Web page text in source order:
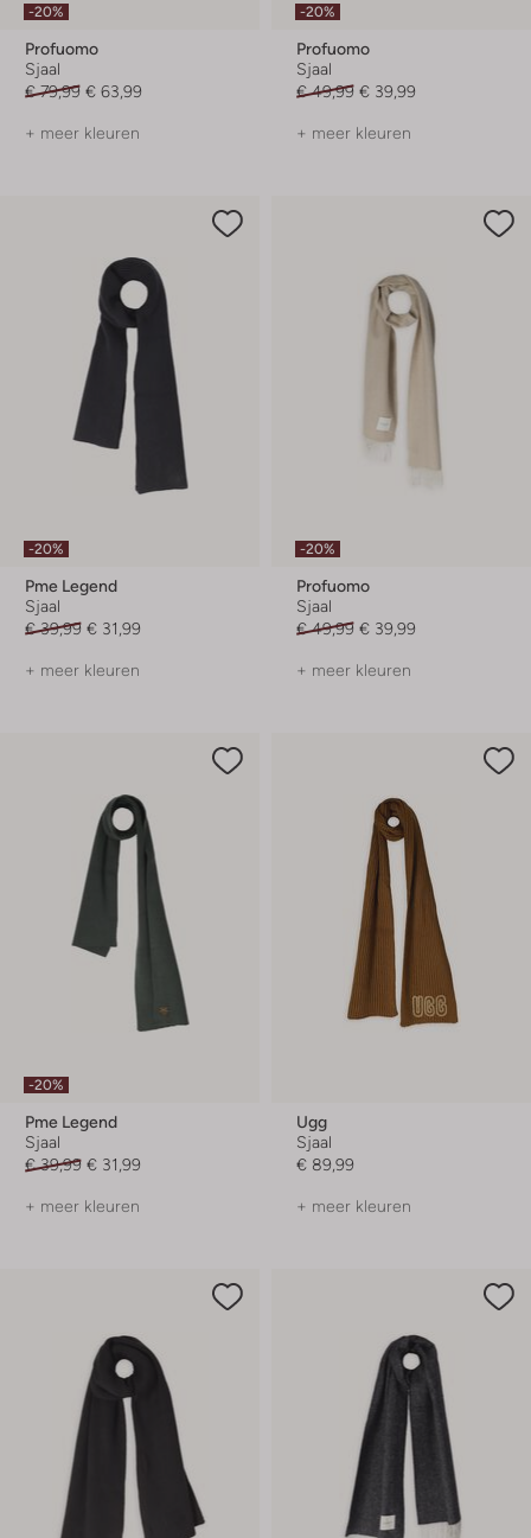
-20%
Profuomo
Sjaal
€ 79,99 € 63,99
+ meer kleuren
-20%
Profuomo
Sjaal
€ 49,99 € 39,99
+ meer kleuren
-20%
Pme Legend
Sjaal
€ 39,99 € 31,99
+ meer kleuren
-20%
Profuomo
Sjaal
€ 49,99 € 39,99
+ meer kleuren
-20%
Pme Legend
Sjaal
€ 39,99 € 31,99
+ meer kleuren
Ugg
Sjaal
€ 89,99
+ meer kleuren